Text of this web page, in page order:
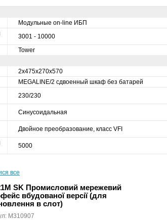
Модульные on-line ИБП
3001 - 10000
Tower
2х475x270x570
MEGALINE/2 сдвоенный шкаф без батарей
230/230
Синусоидальная
Двойное преобразование, класс VFI
5000
все
SK Промисловий мережевий
вбудованої версії (для
в слот)
M310907